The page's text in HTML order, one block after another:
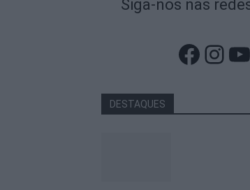
Siga-nos nas
DESTAQUES